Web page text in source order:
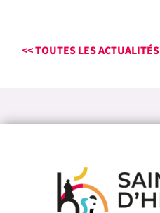
<< TOUTES LES ACTUALITÉS